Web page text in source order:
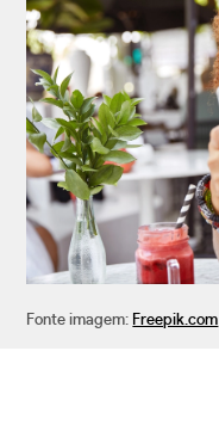
Fonte imagem: Freepik.com